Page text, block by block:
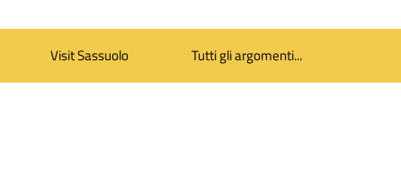
Visit Sassuolo Tutti gli argomenti...